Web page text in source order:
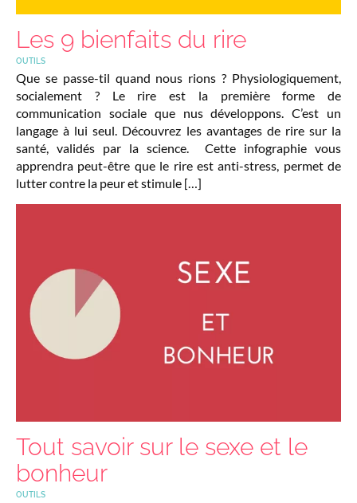
Les 9 bienfaits du rire
OUTILS
Que se passe-til quand nous rions ? Physiologiquement,
socialement ? Le rire est la première forme de
communication sociale que nus développons. C’est un
langage à lui seul. Découvrez les avantages de rire sur la
santé, validés par la science. Cette infographie vous
apprendra peut-être que le rire est anti-stress, permet de
lutter contre la peur et stimule […]
Tout savoir sur le sexe et le
bonheur
OUTILS